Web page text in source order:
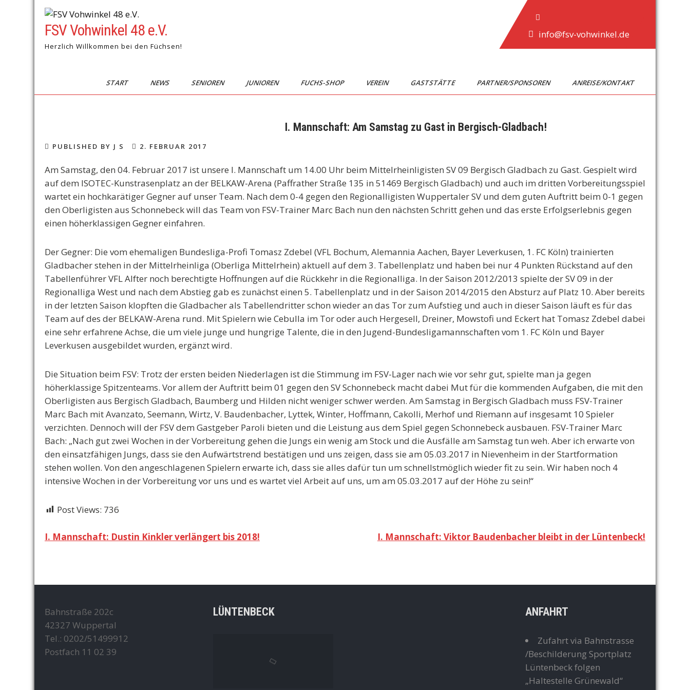
FSV Vohwinkel 48 e.V.
Herzlich Willkommen bei den Füchsen!
info@fsv-vohwinkel.de
START NEWS SENIOREN JUNIOREN FUCHS-SHOP VEREIN GASTSTÄTTE PARTNER/SPONSOREN ANREISE/KONTAKT
I. Mannschaft: Am Samstag zu Gast in Bergisch-Gladbach!
PUBLISHED BY J S 2. FEBRUAR 2017
Am Samstag, den 04. Februar 2017 ist unsere I. Mannschaft um 14.00 Uhr beim Mittelrheinligisten SV 09 Bergisch Gladbach zu Gast. Gespielt wird
auf dem ISOTEC-Kunstrasenplatz an der BELKAW-Arena (Paffrather Straße 135 in 51469 Bergisch Gladbach) und auch im dritten Vorbereitungsspiel
wartet ein hochkarätiger Gegner auf unser Team. Nach dem 0-4 gegen den Regionalligisten Wuppertaler SV und dem guten Auftritt beim 0-1 gegen
den Oberligisten aus Schonnebeck will das Team von FSV-Trainer Marc Bach nun den nächsten Schritt gehen und das erste Erfolgserlebnis gegen
einen höherklassigen Gegner einfahren.
Der Gegner: Die vom ehemaligen Bundesliga-Profi Tomasz Zdebel (VFL Bochum, Alemannia Aachen, Bayer Leverkusen, 1. FC Köln) trainierten
Gladbacher stehen in der Mittelrheinliga (Oberliga Mittelrhein) aktuell auf dem 3. Tabellenplatz und haben bei nur 4 Punkten Rückstand auf den
Tabellenführer VFL Alfter noch berechtigte Hoffnungen auf die Rückkehr in die Regionalliga. In der Saison 2012/2013 spielte der SV 09 in der
Regionalliga West und nach dem Abstieg gab es zunächst einen 5. Tabellenplatz und in der Saison 2014/2015 den Absturz auf Platz 10. Aber bereits
in der letzten Saison klopften die Gladbacher als Tabellendritter schon wieder an das Tor zum Aufstieg und auch in dieser Saison läuft es für das
Team auf des der BELKAW-Arena rund. Mit Spielern wie Cebulla im Tor oder auch Hergesell, Dreiner, Mowstofi und Eckert hat Tomasz Zdebel dabei
eine sehr erfahrene Achse, die um viele junge und hungrige Talente, die in den Jugend-Bundesligamannschaften vom 1. FC Köln und Bayer
Leverkusen ausgebildet wurden, ergänzt wird.
Die Situation beim FSV: Trotz der ersten beiden Niederlagen ist die Stimmung im FSV-Lager nach wie vor sehr gut, spielte man ja gegen
höherklassige Spitzenteams. Vor allem der Auftritt beim 01 gegen den SV Schonnebeck macht dabei Mut für die kommenden Aufgaben, die mit den
Oberligisten aus Bergisch Gladbach, Baumberg und Hilden nicht weniger schwer werden. Am Samstag in Bergisch Gladbach muss FSV-Trainer
Marc Bach mit Avanzato, Seemann, Wirtz, V. Baudenbacher, Lyttek, Winter, Hoffmann, Cakolli, Merhof und Riemann auf insgesamt 10 Spieler
verzichten. Dennoch will der FSV dem Gastgeber Paroli bieten und die Leistung aus dem Spiel gegen Schonnebeck ausbauen. FSV-Trainer Marc
Bach: „Nach gut zwei Wochen in der Vorbereitung gehen die Jungs ein wenig am Stock und die Ausfälle am Samstag tun weh. Aber ich erwarte von
den einsatzfähigen Jungs, dass sie den Aufwärtstrend bestätigen und uns zeigen, dass sie am 05.03.2017 in Nievenheim in der Startformation
stehen wollen. Von den angeschlagenen Spielern erwarte ich, dass sie alles dafür tun um schnellstmöglich wieder fit zu sein. Wir haben noch 4
intensive Wochen in der Vorbereitung vor uns und es wartet viel Arbeit auf uns, um am 05.03.2017 auf der Höhe zu sein!“
Post Views: 736
Beitragsnavigation
I. Mannschaft: Dustin Kinkler verlängert bis 2018! I. Mannschaft: Viktor Baudenbacher bleibt in der Lüntenbeck!
Bahnstraße 202c
42327 Wuppertal
Tel.: 0202/51499912
Postfach 11 02 39
LÜNTENBECK ANFAHRT
Zufahrt via Bahnstrasse
/Beschilderung Sportplatz
Lüntenbeck folgen
„Haltestelle Grünewald“